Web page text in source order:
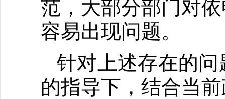
范，大部分部门对
容易出现问题。
针对上述存在的
的指导下，结合当